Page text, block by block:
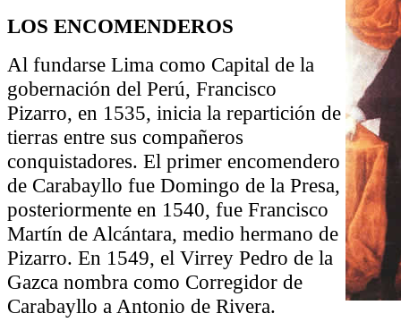
LOS ENCOMENDEROS
Al fundarse Lima como Capital de la
gobernación del Perú, Francisco
Pizarro, en 1535, inicia la repartición de
tierras entre sus compañeros
conquistadores. El primer encomendero
de Carabayllo fue Domingo de la Presa,
posteriormente en 1540, fue Francisco
Martín de Alcántara, medio hermano de
Pizarro. En 1549, el Virrey Pedro de la
Gazca nombra como Corregidor de
Carabayllo a Antonio de Rivera.